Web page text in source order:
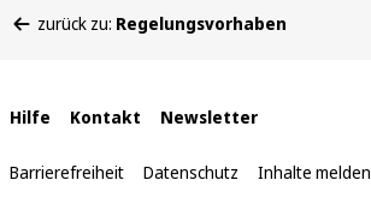
befinden
zurück zu: Regelungsvorhaben
Interne
Links
Hilfe Kontakt Newsletter
Barrierefreiheit Datenschutz Inhalte melden